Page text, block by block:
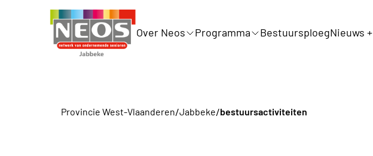
Over Neos Programma BestuursploegNieuws +
Provincie West-Vlaanderen/Jabbeke/bestuursactiviteiten